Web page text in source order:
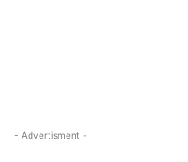
- Advertisment -